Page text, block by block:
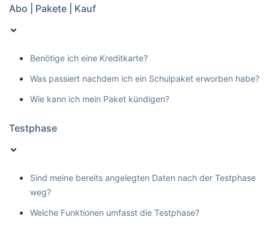
Abo | Pakete | Kauf
Benötige ich eine Kreditkarte?
Was passiert nachdem ich ein Schulpaket erworben habe?
Wie kann ich mein Paket kündigen?
Testphase
Sind meine bereits angelegten Daten nach der Testphase
weg?
Welche Funktionen umfasst die Testphase?